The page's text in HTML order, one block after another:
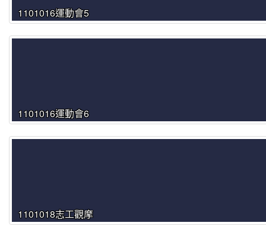
1101016運動會5
1101016運動會6
1101018志工觀摩